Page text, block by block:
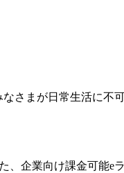
さまが日常生活に不
企業向け課金可能e